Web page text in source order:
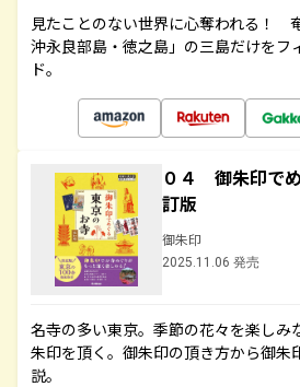
見たことのない世界に心奪われる！
沖永良部島・徳之島」の三島だけをフ
ド。
０４ 御朱印で
訂版
御朱印
2025.11.06 発売
名寺の多い東京。季節の花々を楽しみ
朱印を頂く。御朱印の頂き方から御朱
説。